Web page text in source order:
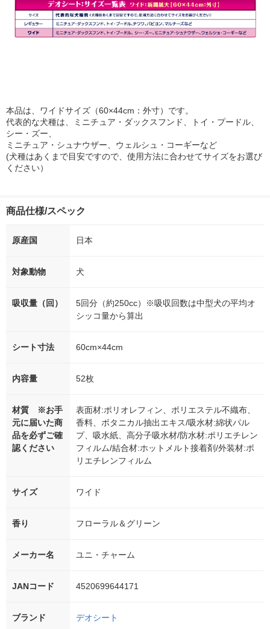
本品は、ワイドサイズ（60×44cm：外寸）です。
代表的な犬種は、ミニチュア・ダックスフンド、トイ・プードル、
シー・ズー、
ミニチュア・シュナウザー、ウェルシュ・コーギーなど
(犬種はあくまで目安ですので、使用方法に合わせてサイズをお選び
ください）
商品仕様/スペック
原産国 日本
対象動物 犬
吸収量（回）
5回分（約250cc）※吸収回数は中型犬の平均オ
シッコ量から算出
シート寸法 60cm×44cm
内容量 52枚
材質 ※お手
元に届いた商
品を必ずご確
認ください
表面材:ポリオレフィン、ポリエステル不織布、
香料、ボタニカル抽出エキス/吸水材:綿状パル
プ、吸水紙、高分子吸水材/防水材:ポリエチレン
フィルム/結合材:ホットメルト接着剤/外装材:ポ
リエチレンフィルム
サイズ ワイド
香り フローラル＆グリーン
メーカー名 ユニ・チャーム
JANコード 4520699644171
ブランド デオシート